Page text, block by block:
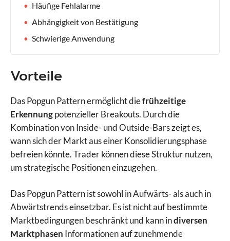
Häufige Fehlalarme
Abhängigkeit von Bestätigung
Schwierige Anwendung
Vorteile
Das Popgun Pattern ermöglicht diefrühzeitige
Erkennungpotenzieller Breakouts. Durch die
Kombination von Inside- und Outside-Bars zeigt es,
wann sich der Markt aus einer Konsolidierungsphase
befreien könnte. Trader können diese Struktur nutzen,
um strategische Positionen einzugehen.
Das Popgun Pattern ist sowohl in Aufwärts- als auch in
Abwärtstrends einsetzbar. Es ist nicht auf bestimmte
Marktbedingungen beschränkt und kann indiversen
Marktphasen Informationen auf zunehmende